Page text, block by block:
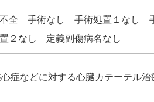
全 手術なし 手術処置１なし
２なし 定義副傷病名なし
症などに対する心臓カテーテル